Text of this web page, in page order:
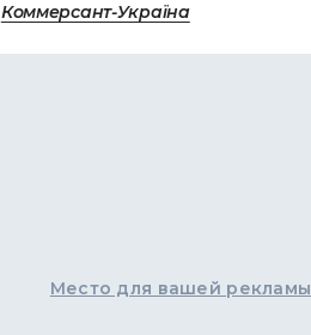
Коммерсант-Україна
Место для вашей рекламы